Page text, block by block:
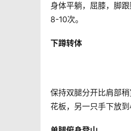
身体平躺，屈膝，脚
8-10次。
下蹲转体
保持双腿分开比肩部
花板，另一只手下放